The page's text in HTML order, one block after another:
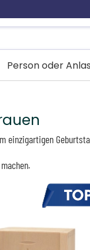
Person oder
einzigartigen